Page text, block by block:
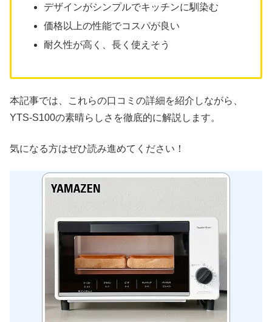
デザインがシンプルでキッチンに馴染む
価格以上の性能でコスパが良い
耐久性が高く、長く使えそう
本記事では、これらの口コミの詳細を紹介しながら、
YTS-S100の素晴らしさを徹底的に解説します。
気になる方はぜひ読み進めてください！